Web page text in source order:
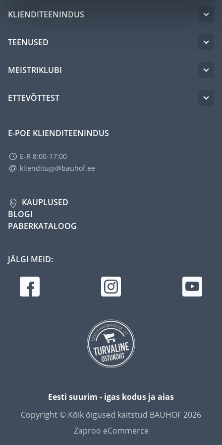
KLIENDITEENINDUS
TEENUSED
MEISTRIKLUBI
ETTEVÕTTEST
E-POE KLIENDITEENINDUS
E-R 8:00-17:00
klienditugi@bauhof.ee
KAUPLUSED
BLOGI
PABERKATALOOG
JÄLGI MEID:
Eesti suurim - igas kodus ja aias
Copyright © Kõik õigused kaitstud BAUHOF 2026
Zaproo eCommerce